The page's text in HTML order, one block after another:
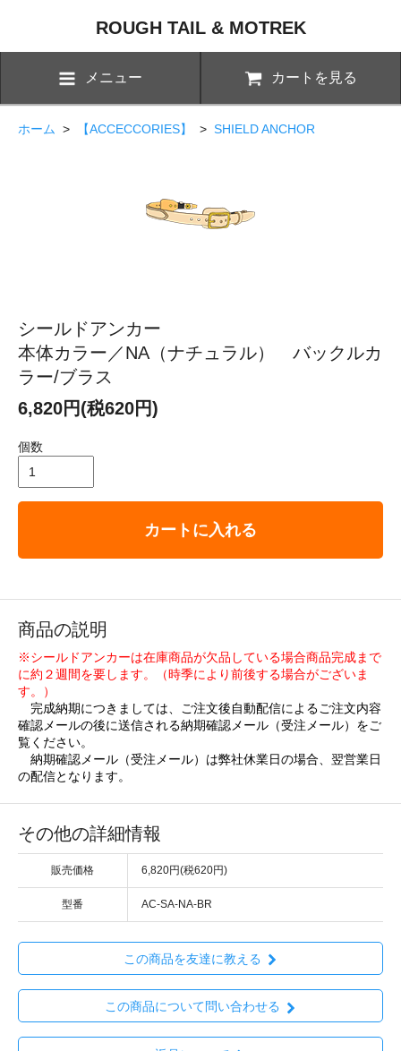
ROUGH TAIL & MOTREK
メニュー カートを見る
ホーム > 【ACCECCORIES】 > SHIELD ANCHOR
シールドアンカー
本体カラー／NA（ナチュラル） バックルカ
ラー/ブラス
6,820円(税620円)
個数
カートに入れる
商品の説明
※シールドアンカーは在庫商品が欠品している場合商品完成まで
に約２週間を要します。（時季により前後する場合がございま
す。）
完成納期につきましては、ご注文後自動配信によるご注文内容
確認メールの後に送信される納期確認メール（受注メール）をご
覧ください。
納期確認メール（受注メール）は弊社休業日の場合、翌営業日
の配信となります。
その他の詳細情報
販売価格 6,820円(税620円)
型番 AC-SA-NA-BR
この商品を友達に教える
この商品について問い合わせる